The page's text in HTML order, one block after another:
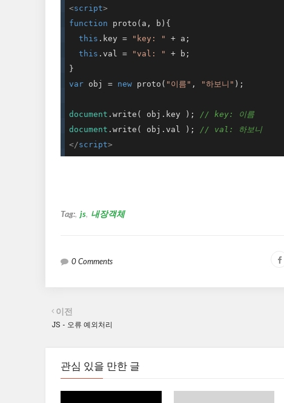
<script>
function
proto ( a, b ) {
this .key = "key: "
+ a;
this .val = "val: "
+ b;
var obj = new proto( "이름" , "하보니" );
document .write( obj.key ); // key: 이름
document .write( obj.val ); // val: 하보니
</script>
Tag: js 내장객체
0 Comments
이전
JS - 오류 예외처리
관심 있을 만한 글